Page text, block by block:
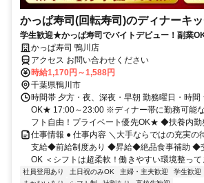
かっぱ寿司(回転寿司)のディナーキ
学生歓迎★かっぱ寿司でバイトデビュー！副業
間OK★履歴書不要
かっぱ寿司 鴨川店
アクセス お問い合わせください
時給1,170円～1,588円
千葉県鴨川市
時間帯 夕方・夜、深夜・早朝 勤務曜日・時
OK★ 17:00～23:00 ※ディナー帯に勤務可能
フト自由！プライベート優先OK★ ◆扶養内勤
仕事情報 ● 仕事内容 ＼大手ならではの充実
支給◆前給制度あり ◆昇給◆絶品食事補助 ◆
OK ＜シフトは超柔軟！働きやすい環境整って
社員登用あり 土日祝のみOK 主婦・主夫歓迎 学生歓迎